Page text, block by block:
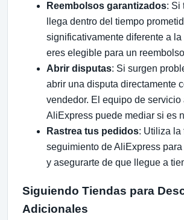
Reembolsos garantizados: Si
llega dentro del tiempo
significativamente diferente a
eres elegible para un
Abrir disputas: Si surgen
abrir una disputa directamente
vendedor. El equipo de servicio
AliExpress puede mediar si es
Rastrea tus pedidos: Utiliza la
seguimiento de AliExpress
y asegurarte de que llegue a
Siguiendo Tiendas para
Adicionales